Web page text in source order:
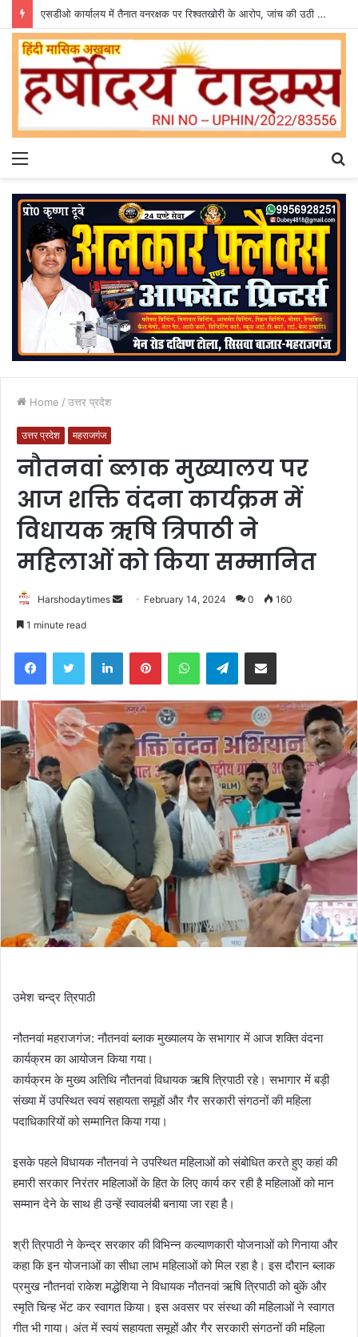
एसडीओ कार्यालय में तैनात वनरक्षक पर रिश्वतखोरी के आरोप, जांच की उठी मांग
Menu
Home / उत्तर प्रदेश
उत्तर प्रदेश महराजगंज
नौतनवां ब्लाक मुख्यालय पर
आज शक्ति वंदना कार्यक्रम में
विधायक ऋषि त्रिपाठी ने
महिलाओं को किया सम्मानित
Harshodaytimes
Send February 14, 2024 0 160
1 minute read
FacebookTwitter LinkedInPinterestWhatsAppTelegramShare via Email
उमेश चन्द्र त्रिपाठी
नौतनवां महराजगंज: नौतनवां ब्लाक मुख्यालय के सभागार में आज शक्ति वंदना
कार्यक्रम का आयोजन किया गया।
कार्यक्रम के मुख्य अतिथि नौतनवां विधायक ऋषि त्रिपाठी रहे। सभागार में बड़ी
संख्या में उपस्थित स्वयं सहायता समूहों और गैर सरकारी संगठनों की महिला
पदाधिकारियों को सम्मानित किया गया।
इसके पहले विधायक नौतनवां ने उपस्थित महिलाओं को संबोधित करते हुए कहां की
हमारी सरकार निरंतर महिलाओं के हित के लिए कार्य कर रही है महिलाओं को मान
सम्मान देने के साथ ही उन्हें स्वावलंबी बनाया जा रहा है।
श्री त्रिपाठी ने केन्द्र सरकार की विभिन्न कल्याणकारी योजनाओं को गिनाया और
कहा कि इन योजनाओं का सीधा लाभ महिलाओं को मिल रहा है। इस दौरान ब्लाक
प्रमुख नौतनवां राकेश मद्धेशिया ने विधायक नौतनवां ऋषि त्रिपाठी को बुकें और
स्मृति चिन्ह भेंट कर स्वागत किया। इस अवसर पर संस्था की महिलाओं ने स्वागत
गीत भी गाया। अंत में स्वयं सहायता समूहों और गैर सरकारी संगठनों की महिला